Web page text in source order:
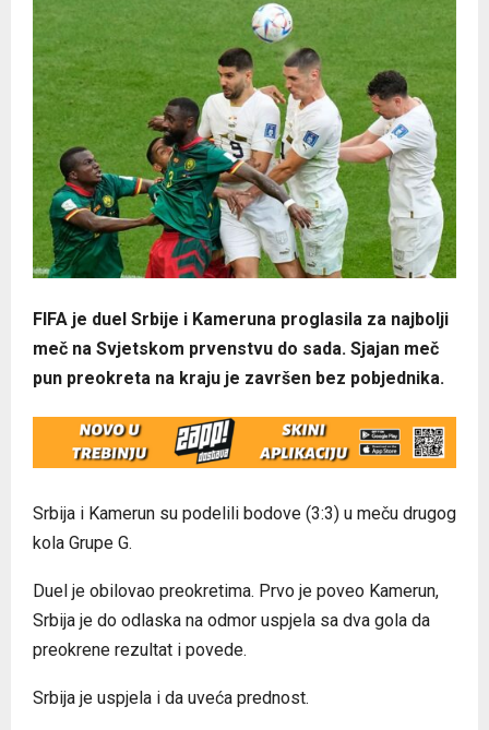
FIFA je duel Srbije i Kameruna proglasila za najbolji
meč na Svjetskom prvenstvu do sada. Sjajan meč
pun preokreta na kraju je završen bez pobjednika.
Srbija i Kamerun su podelili bodove (3:3) u meču drugog
kola Grupe G.
Duel je obilovao preokretima. Prvo je poveo Kamerun,
Srbija je do odlaska na odmor uspjela sa dva gola da
preokrene rezultat i povede.
Srbija je uspjela i da uveća prednost.